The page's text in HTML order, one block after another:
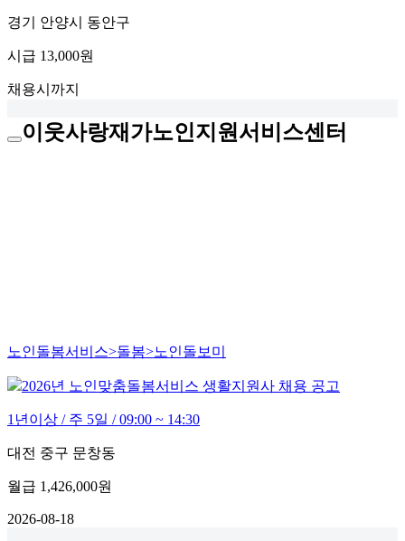
경기 안양시 동안구
시급 13,000원
채용시까지
이웃사랑재가노인지원서비스센터
노인돌봄서비스>돌봄>노인돌보미
2026년 노인맞춤돌봄서비스 생활지원사 채용 공고
1년이상 / 주 5일 / 09:00 ~ 14:30
대전 중구 문창동
월급 1,426,000원
2026-08-18